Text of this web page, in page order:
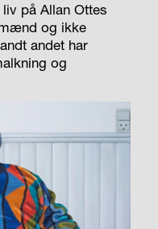
på Allan Ottes
og ikke
andet har
og